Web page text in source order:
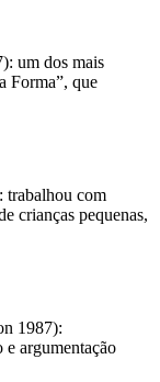
um dos mais
Forma”, que
trabalhou com
crianças pequenas,
1987):
e argumentação